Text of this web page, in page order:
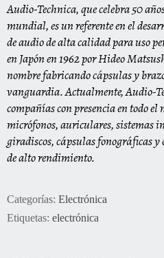
Audio-Technica, que celebra 50
mundial, es un referente en el
de audio de alta calidad para uso
en Japón en 1962 por Hideo
nombre fabricando cápsulas y
vanguardia. Actualmente, Audio-
compañías con presencia en todo el
micrófonos, auriculares, sistemas
giradiscos, cápsulas fonográficas y
de alto rendimiento.
Categorías: Electrónica
Etiquetas: electrónica